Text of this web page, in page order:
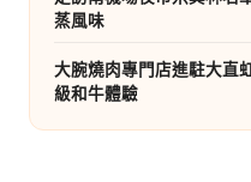
蒸風味
大腕燒肉專門店進駐大直
級和牛體驗